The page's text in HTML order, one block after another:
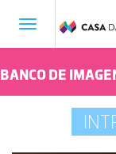
Toggle
BANCO DE